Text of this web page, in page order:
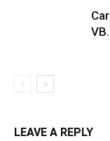
LEAVE A REPLY